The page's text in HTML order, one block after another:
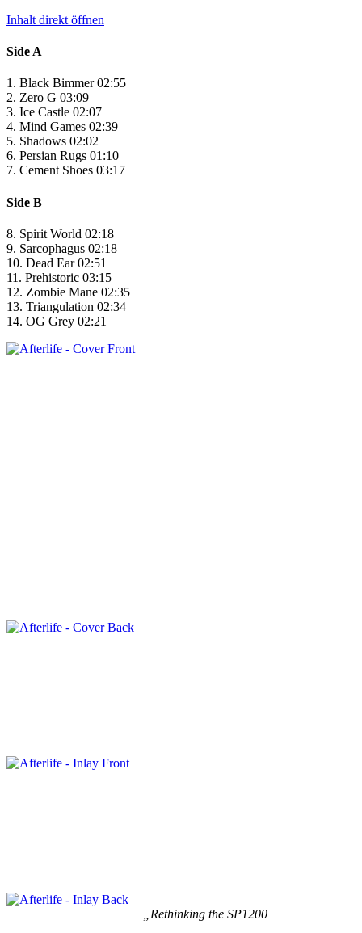
Inhalt direkt öffnen
Side A
1. Black Bimmer 02:55
2. Zero G 03:09
3. Ice Castle 02:07
4. Mind Games 02:39
5. Shadows 02:02
6. Persian Rugs 01:10
7. Cement Shoes 03:17
Side B
8. Spirit World 02:18
9. Sarcophagus 02:18
10. Dead Ear 02:51
11. Prehistoric 03:15
12. Zombie Mane 02:35
13. Triangulation 02:34
14. OG Grey 02:21
„Rethinking the SP1200